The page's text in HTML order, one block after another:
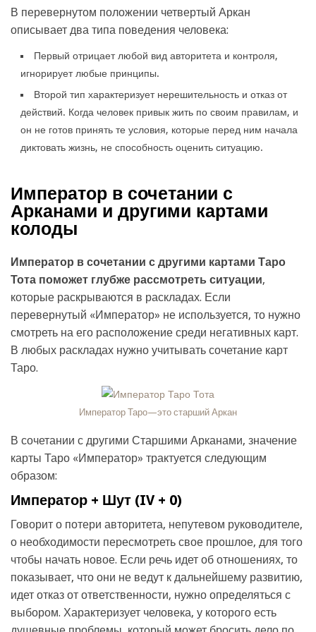
В перевернутом положении четвертый Аркан
описывает два типа поведения человека:
Первый отрицает любой вид авторитета и контроля,
игнорирует любые принципы.
Второй тип характеризует нерешительность и отказ от
действий. Когда человек привык жить по своим правилам, и
он не готов принять те условия, которые перед ним начала
диктовать жизнь, не способность оценить ситуацию.
Император в сочетании с
Арканами и другими картами
колоды
Император в сочетании с другими картами Таро
Тота поможет глубже рассмотреть ситуации,
которые раскрываются в раскладах. Если
перевернутый «Император» не используется, то нужно
смотреть на его расположение среди негативных карт.
В любых раскладах нужно учитывать сочетание карт
Таро.
Император Таро—это старший Аркан
В сочетании с другими Старшими Арканами, значение
карты Таро «Император» трактуется следующим
образом:
Император + Шут (IV + 0)
Говорит о потери авторитета, непутевом руководителе,
о необходимости пересмотреть свое прошлое, для того
чтобы начать новое. Если речь идет об отношениях, то
показывает, что они не ведут к дальнейшему развитию,
идет отказ от ответственности, нужно определяться с
выбором. Характеризует человека, у которого есть